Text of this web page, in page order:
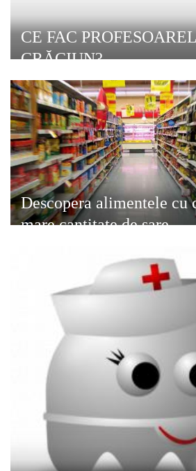
CE FAC
CRĂCIUN?
Descopera alimentele cu
mare cantitate de sare